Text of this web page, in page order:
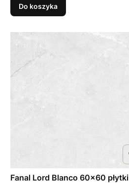
Do koszyka
Fanal Lord Blanco 60x60 płytki